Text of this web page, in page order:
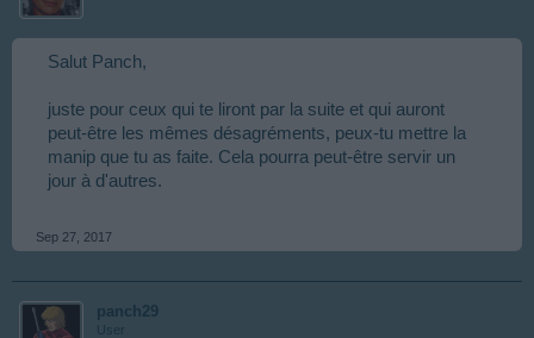
Salut Panch,
juste pour ceux qui te liront par la suite et qui auront
peut-être les mêmes désagréments, peux-tu mettre la
manip que tu as faite. Cela pourra peut-être servir un
jour à d'autres.
Sep 27, 2017
panch29
User